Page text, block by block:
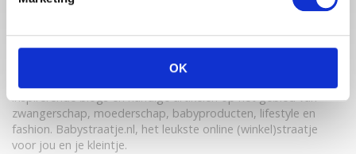
OK
Babystraatje.nl is een uniek platform voor aanstaande en
inspirerende blogs en handige artikelen op het gebied van
zwangerschap, moederschap, babyproducten, lifestyle en
fashion. Babystraatje.nl, het leukste online (winkel)straatje
voor jou en je kleintje.